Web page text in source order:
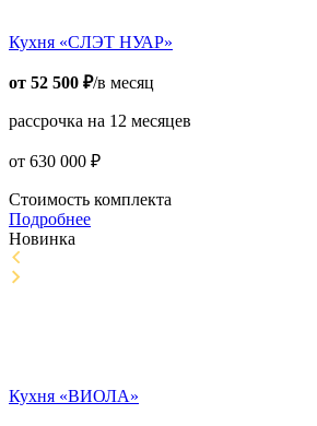
Кухня «СЛЭТ НУАР»
от 52 500 ₽/в месяц
рассрочка на 12 месяцев
от 630 000 ₽
Стоимость комплекта
Подробнее
Новинка
Кухня «ВИОЛА»